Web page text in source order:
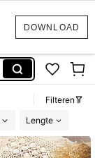
DOWNLOAD
Filteren
Lengte